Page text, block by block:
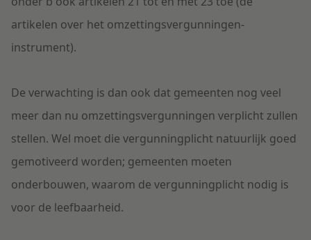
artikelen over het omzettingsvergunningen-
instrument).
De verwachting is dan ook dat gemeenten nog veel
meer dan nu omzettingsvergunningen verplicht zullen
stellen. Wel moet die vergunningplicht natuurlijk goed
gemotiveerd worden; gemeenten moeten
onderbouwen, waarom de vergunningplicht nodig is
voor de leefbaarheid.